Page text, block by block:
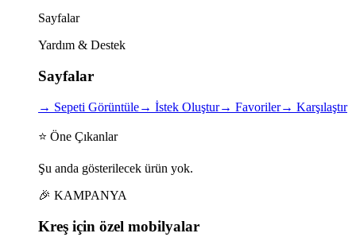
Sayfalar
Yardım & Destek
Sayfalar
→ Sepeti Görüntüle→ İstek Oluştur→ Favoriler→ Karşılaştır
⭐ Öne Çıkanlar
Şu anda gösterilecek ürün yok.
🎉 KAMPANYA
Kreş için özel mobilyalar